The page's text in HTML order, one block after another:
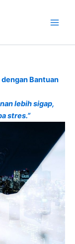
dengan Bantuan
lebih sigap,
stres.”